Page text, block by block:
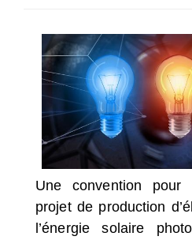
Une convention pour
projet de production
l’énergie solaire